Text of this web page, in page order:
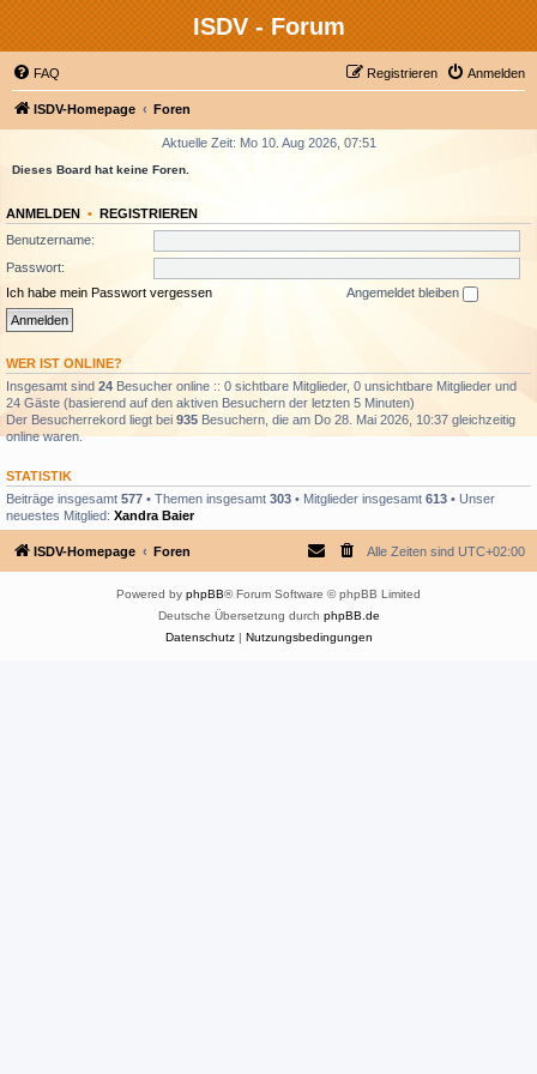
ISDV - Forum
FAQ Anmelden
Registrieren
ISDV-Homepage Foren
Aktuelle Zeit: Mo 10. Aug 2026, 07:51
Dieses Board hat keine Foren.
ANMELDEN • REGISTRIEREN
Benutzername:
Passwort:
Ich habe mein Passwort vergessen
Angemeldet bleiben
WER IST ONLINE?
Insgesamt sind 24 Besucher online :: 0 sichtbare Mitglieder, 0 unsichtbare Mitglieder und
24 Gäste (basierend auf den aktiven Besuchern der letzten 5 Minuten)
Der Besucherrekord liegt bei 935 Besuchern, die am Do 28. Mai 2026, 10:37 gleichzeitig
online waren.
STATISTIK
Beiträge insgesamt 577 • Themen insgesamt 303 • Mitglieder insgesamt 613 • Unser
neuestes Mitglied: Xandra Baier
ISDV-Homepage Foren Alle Zeiten sind UTC+02:00
Powered by phpBB® Forum Software © phpBB Limited
Deutsche Übersetzung durch phpBB.de
Datenschutz| Nutzungsbedingungen